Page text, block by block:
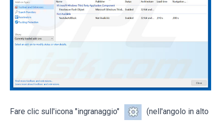
Fare clic sull'icona "ingranaggio" (nell'angolo in alto